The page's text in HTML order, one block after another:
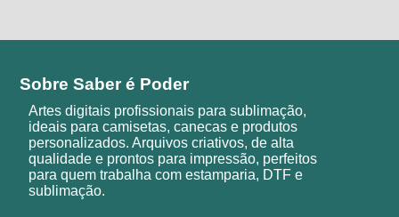
Sobre Saber é Poder
Artes digitais profissionais para sublimação,
ideais para camisetas, canecas e produtos
personalizados. Arquivos criativos, de alta
qualidade e prontos para impressão, perfeitos
para quem trabalha com estamparia, DTF e
sublimação.